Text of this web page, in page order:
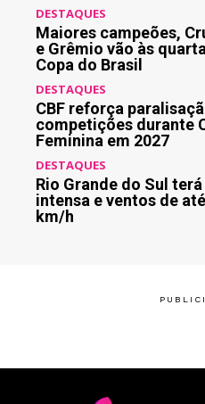
DESTAQUES
Maiores campeões,
e Grêmio vão às
Copa do Brasil
DESTAQUES
CBF reforça
competições durante
Feminina em 2027
DESTAQUES
Rio Grande do Sul
intensa e ventos de
km/h